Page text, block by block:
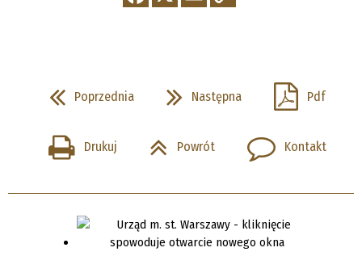
Poprzednia Następna Pdf
Drukuj Powrót Kontakt